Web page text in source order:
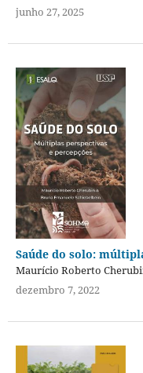
junho 27, 2025
Saúde do solo:
Maurício Roberto
dezembro 7, 2022